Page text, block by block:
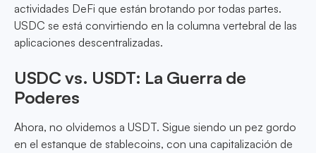
actividades DeFi que están brotando por todas partes.
USDC se está convirtiendo en la columna vertebral de las
aplicaciones descentralizadas.
USDC vs. USDT: La Guerra de
Poderes
Ahora, no olvidemos a USDT. Sigue siendo un pez gordo
en el estanque de stablecoins, con una capitalización de